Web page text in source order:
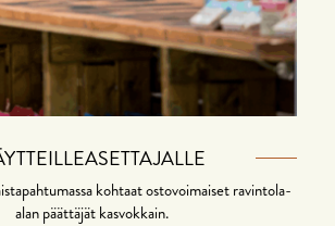
kohtaat ostovoimaiset ravintola-
alan päättäjät kasvokkain.